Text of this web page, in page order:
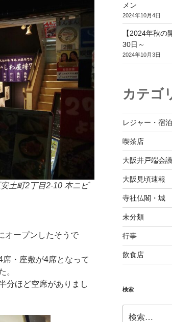
土町2丁目2-10 本ニビ
オープンしたそうで
・座敷が4席となって
。
分ほど空席がありまし
メン
2024年10月4日
【2024年秋の
30日～
2024年10月3日
カテゴ
レジャー・宿
喫茶店
大阪井戸端会
大阪見頃速報
寺社仏閣・城
未分類
行事
飲食店
検索